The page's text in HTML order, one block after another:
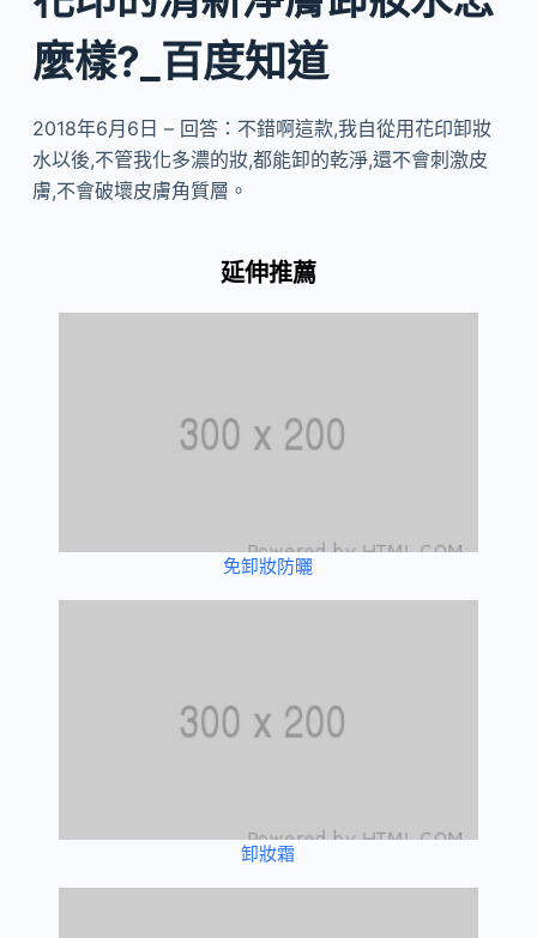
麼樣?_百度知道
2018年6月6日 – 回答：不錯啊這款,我自從用花印卸妝
水以後,不管我化多濃的妝,都能卸的乾淨,還不會刺激皮
膚,不會破壞皮膚角質層。
延伸推薦
免卸妝防曬
卸妝霜